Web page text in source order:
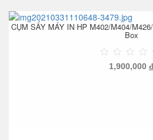
CỤM SẤY MÁY IN HP M402/M404/
Box
1,900,000